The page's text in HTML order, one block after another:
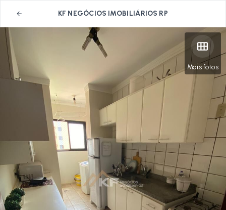
KF NEGÓCIOS IMOBILIÁRIOS RP
Mais fotos